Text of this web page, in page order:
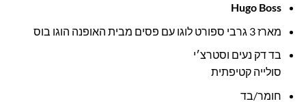
129.00₪.
99.00₪.
Hugo Boss
מארז 3 גרבי ספורט לוגו עם פסים מבית האופנה הוגו בוס
בד דק נעים וסטרצ׳י
סולייה קטיפתית
חומר/בד